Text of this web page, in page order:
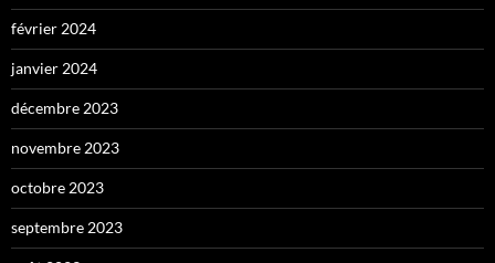
février 2024
janvier 2024
décembre 2023
novembre 2023
octobre 2023
septembre 2023